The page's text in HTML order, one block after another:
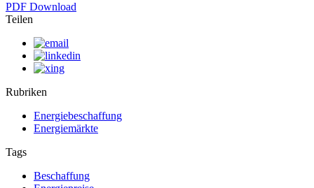
PDF Download
Teilen
Rubriken
Energiebeschaffung
Energiemärkte
Tags
Beschaffung